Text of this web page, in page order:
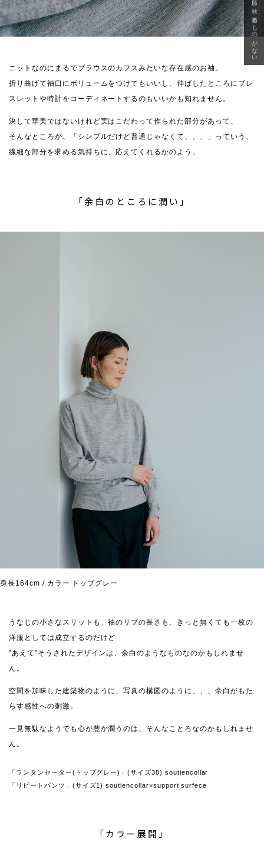
ニットなのにまるでブラウスのカフスみたいな存在感のお袖。
折り曲げて袖口にボリュームをつけてもいいし、伸ばしたところにブレ
スレットや時計をコーディネートするのもいいかも知れません。
決して華美ではないけれど実はこだわって作られた部分があって、
そんなところが、「シンプルだけど普通じゃなくて、、、」っていう、
繊細な部分を求める気持ちに、応えてくれるかのよう。
「余白のところに潤い」
身長164cm / カラー トップグレー
うなじの小さなスリットも、袖のリブの長さも、きっと無くても一枚の
洋服としては成立するのだけど
”あえて”そうされたデザインは、余白のようなものなのかもしれませ
ん。
空間を加味した建築物のように、写真の構図のように、、、余白がもた
らす感性への刺激。
一見無駄なようでも心が豊か潤うのは、そんなことろなのかもしれませ
ん。
「ランタンセーター(トップグレー)」(サイズ38) soutiencollar
「リピートパンツ」(サイズ1) soutiencollar×support surfece
「カラー展開」
急に秋、着るものがない